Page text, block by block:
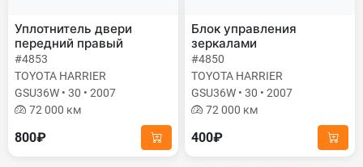
Уплотнитель двери
передний правый
#4853
TOYOTA HARRIER
GSU36W • 30 • 2007
72 000 км
800₽
Блок управления
зеркалами
#4850
TOYOTA HARRIER
GSU36W • 30 • 2007
72 000 км
400₽